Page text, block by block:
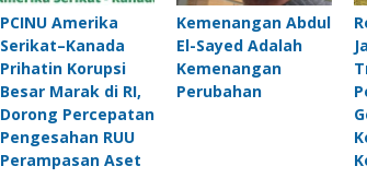
PCINU Amerika
Serikat–Kanada
Prihatin Korupsi
Besar Marak di RI,
Dorong Percepatan
Pengesahan RUU
Perampasan Aset
Kemenangan Abdul
El-Sayed Adalah
Kemenangan
Perubahan